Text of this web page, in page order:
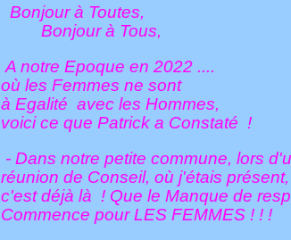
Bonjour à Toutes,
Bonjour à Tous,
A notre Epoque en 2022 ....
où les Femmes ne sont
à Egalité avec les Hommes,
voici ce que Patrick a Constaté !
- Dans notre petite commune, lors
réunion de Conseil, où j'étais présent,
c'est déjà là ! Que le Manque de
Commence pour LES FEMMES ! ! !